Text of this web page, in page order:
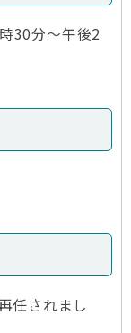
30分～午後2
任されまし